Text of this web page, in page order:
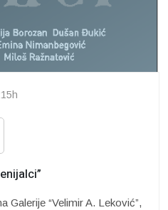
Galerije “Velimir A. Leković”,